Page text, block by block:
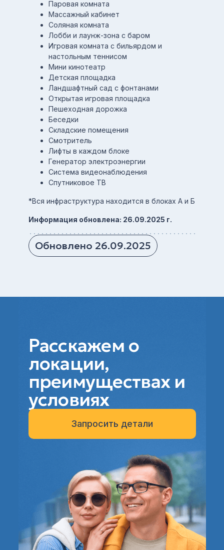
Паровая комната
Массажный кабинет
Соляная комната
Лобби и лаунж-зона с баром
Игровая комната с бильярдом и
настольным теннисом
Мини кинотеатр
Детская площадка
Ландшафтный сад с фонтанами
Открытая игровая площадка
Пешеходная дорожка
Беседки
Складские помещения
Смотритель
Лифты в каждом блоке
Генератор электроэнергии
Система видеонаблюдения
Спутниковое ТВ
*Вся инфраструктура находится в блоках А и Б
Информация обновлена: 26.09.2025 г.
Обновлено 26.09.2025
Расскажем о
локации,
преимуществах и
условиях
Запросить детали